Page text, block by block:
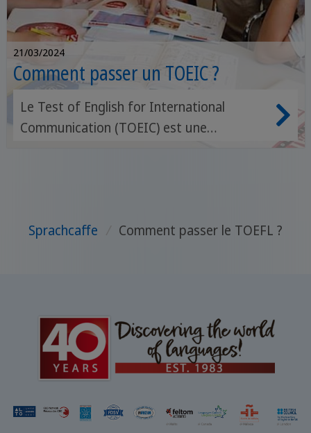
21/03/2024
Comment passer un TOEIC ?
Le Test of English for International
Communication (TOEIC) est une
du travail et l'internationalisation des
établissements d'enseignement.
Découvrons ici comment passer le TOEIC,
en abordant l'inscription, la préparation et
le déroulement de l'examen.
Sprachcaffe Comment passer le TOEFL ?